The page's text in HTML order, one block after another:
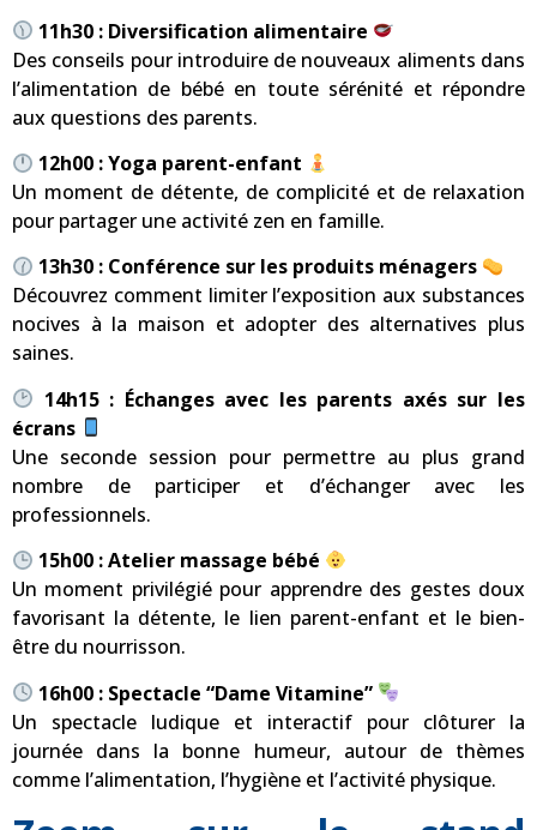
11h30 : Diversification alimentaire
Des conseils pour introduire de nouveaux aliments dans
l’alimentation de bébé en toute sérénité et répondre
aux questions des parents.
12h00 : Yoga parent-enfant
Un moment de détente, de complicité et de relaxation
pour partager une activité zen en famille.
13h30 : Conférence sur les produits ménagers
Découvrez comment limiter l’exposition aux substances
nocives à la maison et adopter des alternatives plus
saines.
14h15 : Échanges avec les parents axés sur les
écrans
Une seconde session pour permettre au plus grand
nombre de participer et d’échanger avec les
professionnels.
15h00 : Atelier massage bébé
Un moment privilégié pour apprendre des gestes doux
favorisant la détente, le lien parent-enfant et le bien-
être du nourrisson.
16h00 : Spectacle “Dame Vitamine”
Un spectacle ludique et interactif pour clôturer la
journée dans la bonne humeur, autour de thèmes
comme l’alimentation, l’hygiène et l’activité physique.